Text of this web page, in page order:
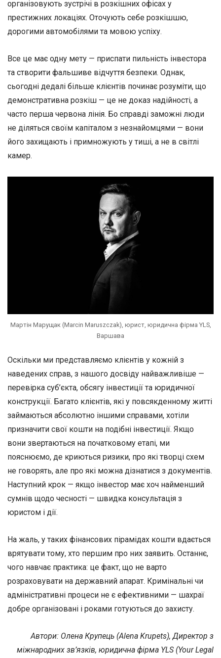
організовують зустрічі в розкішних офісах у
престижних локаціях. Оточують себе розкішшю,
дорогими автомобілями та мовою успіху.
Все це має одну мету — приспати пильність інвестора
та створити фальшиве відчуття безпеки. Однак,
сьогодні дедалі більше клієнтів починає розуміти, що
демонстративна розкіш — це не доказ надійності, а
часто перша червона лінія. Бо справді заможні люди
не діляться своїм капіталом з незнайомцями — вони
його захищають і примножують у тиші, а не в світлі
камер.
Мартін Марущак (Marcin Maruszczak), юрист, юридична фірма YLS,
Варшава
Оскільки ми представляємо клієнтів у кожній з
наведених справ, з нашого досвіду найважливіше —
перевірка суб’єкта, обсягу інвестиції та юридичної
конструкції. Багато клієнтів, які у повсякденному житті
займаються абсолютно іншими справами, хотіли
призначити свої кошти на подібні інвестиції. Якщо
вони звертаються на початковому етапі, ми
пояснюємо, де криються ризики, про які творці схем
не говорять, але про які можна дізнатися з документів.
Наступний крок — якщо інвестор має хоч найменший
сумнів щодо чесності — швидка консультація з
юристом і дії.
На жаль, у таких фінансових пірамідах кошти вдається
врятувати тому, хто першим про них заявить. Останнє,
чого навчає практика: це факт, що не варто
розраховувати на державний апарат. Кримінальні чи
адміністративні процеси не є ефективними — шахраї
добре організовані і роками готуються до захисту.
Автори: Олена Крупець (Alena Krupets), Директор з
міжнародних зв’язків, юридична фірма YLS (Your Legal